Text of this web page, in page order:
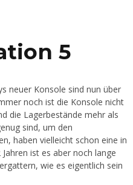
5
neuer Konsole sind nun über
noch ist die Konsole nicht
die Lagerbestände mehr als
sind, um den
haben vielleicht schon eine in
ist es aber noch lange
wie es eigentlich sein